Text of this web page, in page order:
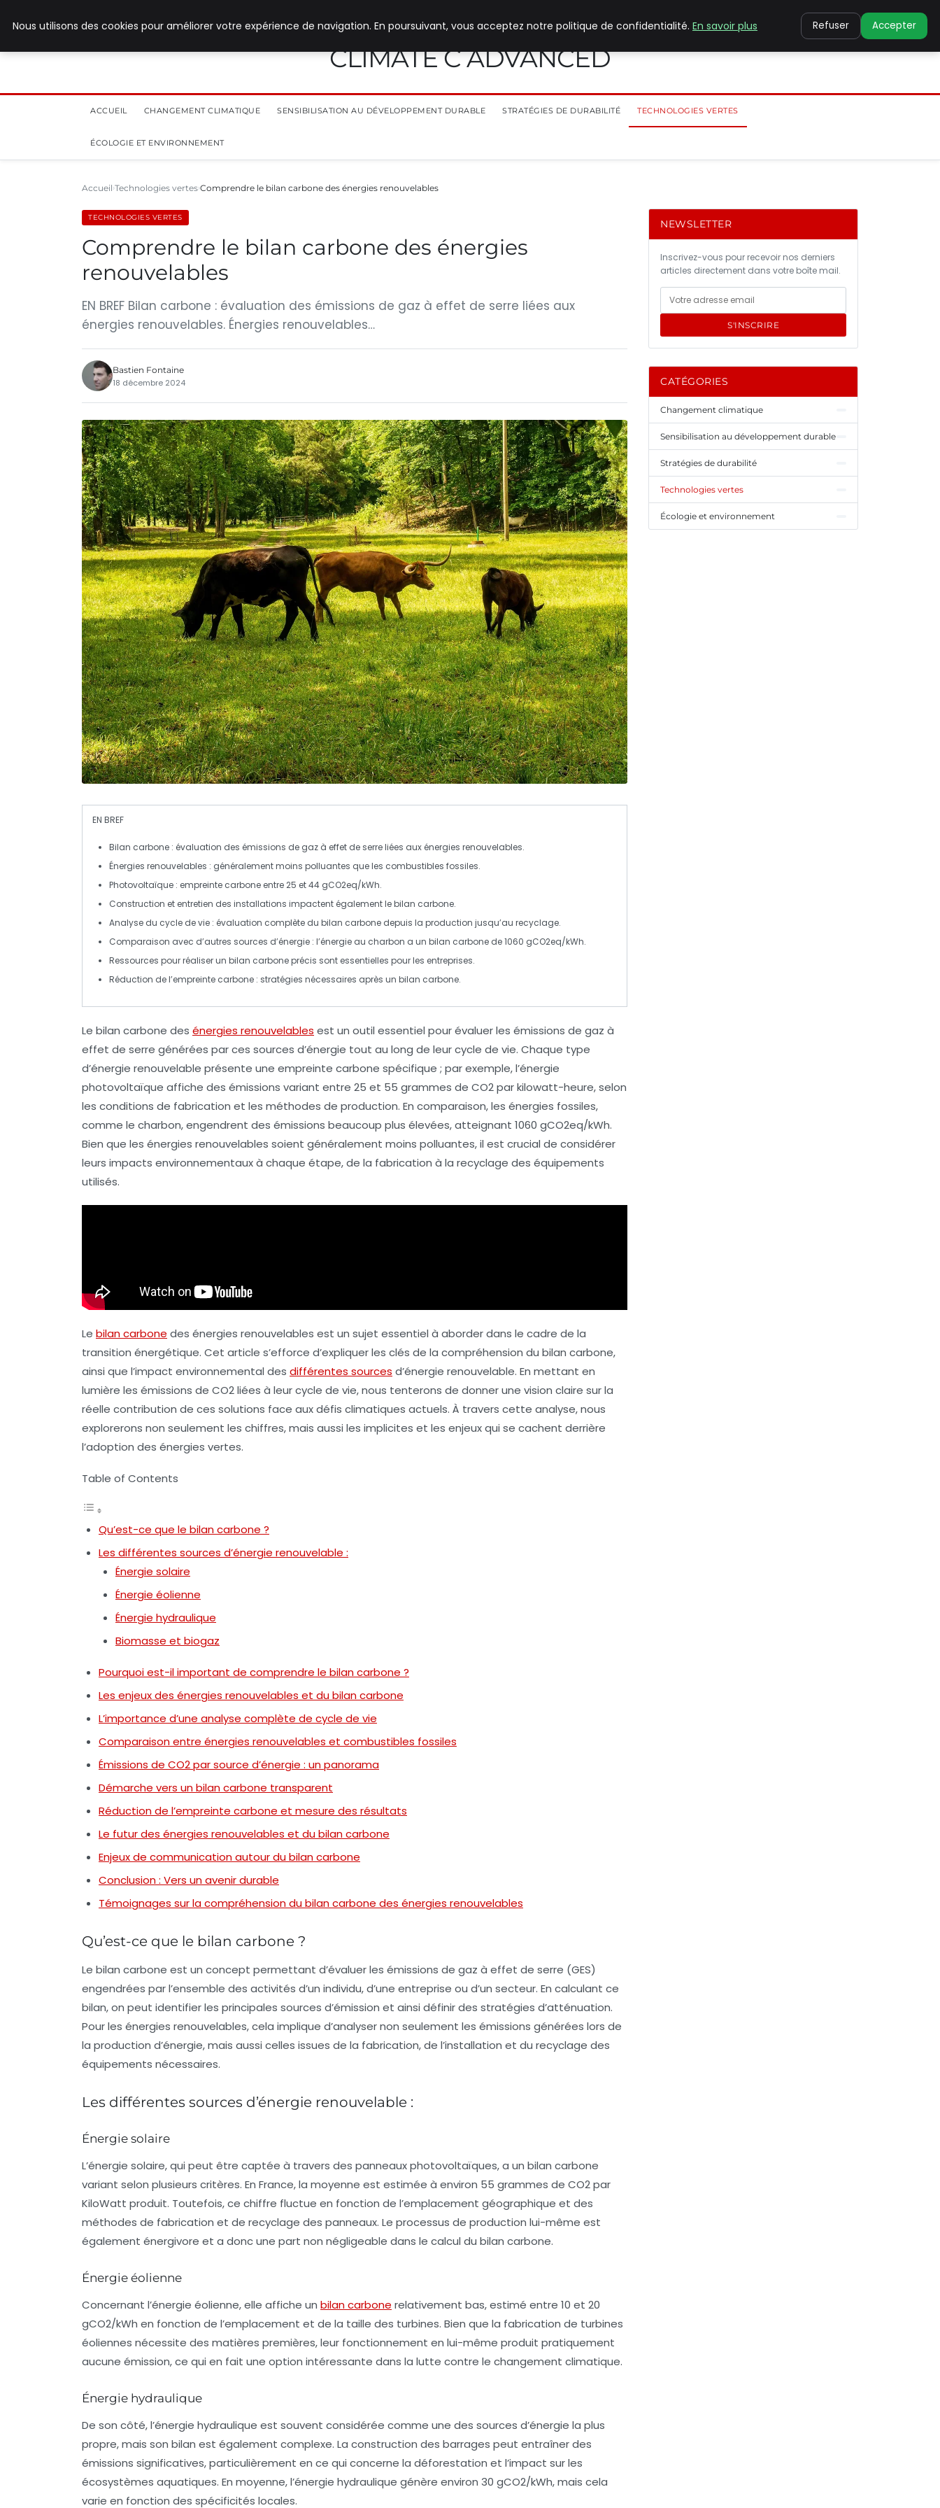
CLIMATE C ADVANCED
ACCUEIL CHANGEMENT CLIMATIQUE SENSIBILISATION AU DÉVELOPPEMENT DURABLE STRATÉGIES DE DURABILITÉ TECHNOLOGIES VERTES
ÉCOLOGIE ET ENVIRONNEMENT
Accueil Technologies vertes Comprendre le bilan carbone des énergies renouvelables
TECHNOLOGIES VERTES
Comprendre le bilan carbone des énergies
renouvelables
EN BREF Bilan carbone : évaluation des émissions de gaz à effet de serre liées aux
énergies renouvelables. Énergies renouvelables…
Bastien Fontaine
18 décembre 2024
EN BREF
Bilan carbone : évaluation des émissions de gaz à effet de serreliées aux énergies renouvelables.
Énergies renouvelables : généralement moins polluantes que les combustibles fossiles.
Photovoltaïque : empreinte carbone entre 25 et 44 gCO2eq/kWh.
Construction et entretien des installations impactent également lebilan carbone.
Analyse du cycle de vie : évaluation complète du bilan carbone depuis la production jusqu’au recyclage.
Comparaison avec d’autres sources d’énergie : l’énergie au charbon a un bilan carbone de 1060 gCO2eq/kWh.
Ressources pour réaliser un bilan carboneprécis sont essentielles pour les entreprises.
Réduction de l’empreinte carbone : stratégies nécessaires après un bilan carbone.
Le bilan carbone des énergies renouvelables est un outil essentiel pour évaluer les émissions de gaz à
effet de serre générées par ces sources d’énergie tout au long de leur cycle de vie. Chaque type
d’énergie renouvelable présente une empreinte carbone spécifique ; par exemple, l’énergie
photovoltaïque affiche des émissions variant entre 25 et 55 grammes de CO2par kilowatt-heure, selon
les conditions de fabrication et les méthodes de production. En comparaison, les énergies fossiles,
comme le charbon, engendrent des émissions beaucoup plus élevées, atteignant 1060 gCO2eq/kWh.
Bien que les énergies renouvelables soient généralement moins polluantes, il est crucial de considérer
leurs impacts environnementaux à chaque étape, de la fabrication à la recyclage des équipements
utilisés.
Le bilan carbone des énergies renouvelables est un sujet essentiel à aborder dans le cadre de la
transition énergétique. Cet article s’efforce d’expliquer les clés de la compréhension du bilan carbone,
ainsi que l’impact environnemental des différentes sources d’énergie renouvelable. En mettant en
lumière les émissions de CO2liées à leur cycle de vie, nous tenterons de donner une vision claire sur la
réelle contribution de ces solutions face aux défis climatiques actuels. À travers cette analyse, nous
explorerons non seulement les chiffres, mais aussi les implicites et les enjeux qui se cachent derrière
l’adoption des énergies vertes.
Table of Contents
Qu’est-ce que le bilan carbone ?
Les différentes sources d’énergie renouvelable :
Énergie solaire
Énergie éolienne
Énergie hydraulique
Biomasse et biogaz
Pourquoi est-il important de comprendre le bilan carbone ?
Les enjeux des énergies renouvelables et du bilan carbone
L’importance d’une analyse complète de cycle de vie
Comparaison entre énergies renouvelables et combustibles fossiles
Émissions de CO2 par source d’énergie : un panorama
Démarche vers un bilan carbone transparent
Réduction de l’empreinte carbone et mesure des résultats
Le futur des énergies renouvelables et du bilan carbone
Enjeux de communication autour du bilan carbone
Conclusion : Vers un avenir durable
Témoignages sur la compréhension du bilan carbone des énergies renouvelables
Qu’est-ce que le bilan carbone ?
Le bilan carbone est un concept permettant d’évaluer les émissions de gaz à effet de serre (GES)
engendrées par l’ensemble des activités d’un individu, d’une entreprise ou d’un secteur. En calculant ce
bilan, on peut identifier les principales sources d’émission et ainsi définir des stratégies d’atténuation.
Pour les énergies renouvelables, cela implique d’analyser non seulement les émissions générées lors de
la production d’énergie, mais aussi celles issues de la fabrication, de l’installation et du recyclage des
équipements nécessaires.
Les différentes sources d’énergie renouvelable :
Énergie solaire
L’énergie solaire, qui peut être captée à travers des panneaux photovoltaïques, a un bilan carbone
variant selon plusieurs critères. En France, la moyenne est estimée à environ 55 grammes de CO2 par
KiloWatt produit. Toutefois, ce chiffre fluctue en fonction de l’emplacement géographique et des
méthodes de fabrication et de recyclage des panneaux. Le processus de production lui-même est
également énergivore et a donc une part non négligeable dans le calcul du bilan carbone.
Énergie éolienne
Concernant l’énergie éolienne, elle affiche un bilan carbone relativement bas, estimé entre 10 et 20
gCO2/kWh en fonction de l’emplacement et de la taille des turbines. Bien que la fabrication de turbines
éoliennes nécessite des matières premières, leur fonctionnement en lui-même produit pratiquement
aucune émission, ce qui en fait une option intéressante dans la lutte contre le changement climatique.
Énergie hydraulique
De son côté, l’énergie hydraulique est souvent considérée comme une des sources d’énergie la plus
propre, mais son bilan est également complexe. La construction des barrages peut entraîner des
émissions significatives, particulièrement en ce qui concerne la déforestation et l’impact sur les
écosystèmes aquatiques. En moyenne, l’énergie hydraulique génère environ 30 gCO2/kWh, mais cela
varie en fonction des spécificités locales.
NEWSLETTER
Inscrivez-vous pour recevoir nos derniers
articles directement dans votre boîte mail.
S'INSCRIRE
CATÉGORIES
Changement climatique
Sensibilisation au développement durable
Stratégies de durabilité
Technologies vertes
Écologie et environnement
Nous utilisons des cookies pour améliorer votre expérience de navigation. En poursuivant, vous acceptez notre politique de confidentialité. En savoir plus Refuser Accepter